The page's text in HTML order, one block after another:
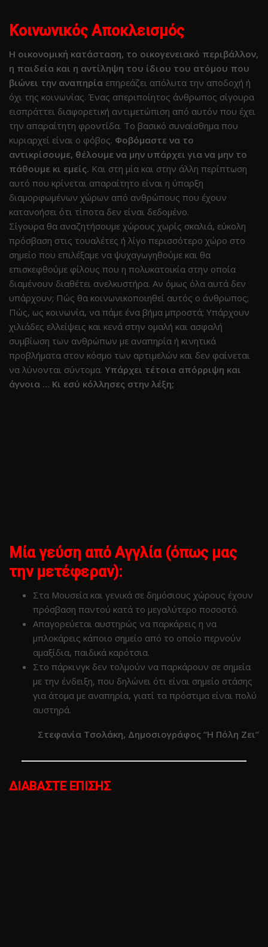
Κοινωνικός Αποκλεισμός
Η οικονομική κατάσταση, το οικογενειακό περιβάλλον,
η παιδεία και η αντίληψη του ίδιου του ατόμου που
βιώνει την αναπηρία επηρεάζει απόλυτα την αποδοχή ή
όχι της κοινωνίας. Ένας απεριποίητος άνθρωπος σίγουρα
εισπράττει διαφορετική αντιμετώπιση από αυτόν που έχει
την απαραίτητη φροντίδα. Το βασικό συναίσθημα που
κυριαρχεί είναι ο φόβος. Φοβόμαστε να το
αντικρίσουμε, θέλουμε να μην υπάρχει για να μην το
πάθουμε κι εμείς. Και στη μία και στην άλλη περίπτωση
αυτό που κρίνεται απαραίτητο είναι η ύπαρξη
διαμορφωμένων χώρων από ανθρώπους που έχουν
κατανοήσει ότι τίποτα δεν είναι δεδομένο.
Σίγουρα θα αναζητήσουμε χώρους χωρίς σκαλιά, εύκολη
πρόσβαση στις τουαλέτες ή λίγο περισσότερο χώρο στο
σημείο που επιλέξαμε να ψυχαγωγηθούμε και θα
επισκεφθούμε φίλους που η πολυκατοικία στην οποία
διαμένουν διαθέτει ανελκυστήρα. Αν όμως όλα αυτά δεν
υπάρχουν; Πώς θα κοινωνικοποιηθεί αυτός ο άνθρωπος;
Πώς, ως κοινωνία, να πάμε ένα βήμα μπροστά; Υπάρχουν
χιλιάδες ελλείψεις και κενά στην ομαλή και ασφαλή
συμβίωση των ανθρώπων με αναπηρία ή κινητικά
προβλήματα στον κόσμο των αρτιμελών και δεν φαίνεται
να λύνονται σύντομα. Υπάρχει τέτοια απόρριψη και
άγνοια … Κι εσύ κόλλησες στην λέξη;
Μία γεύση από Αγγλία (όπως μας
την μετέφεραν):
Στα Μουσεία και γενικά σε δημόσιους χώρους έχουν
πρόσβαση παντού κατά το μεγαλύτερο ποσοστό.
Απαγορεύεται αυστηρώς να παρκάρεις η να
μπλοκάρεις κάποιο σημείο από το οποίο περνούν
αμαξίδια, παιδικά καρότσια.
Στο πάρκινγκ δεν τολμούν να παρκάρουν σε σημεία
με την ένδειξη, που δηλώνει ότι είναι σημείο στάσης
για άτομα με αναπηρία, γιατί τα πρόστιμα είναι πολύ
αυστηρά.
Στεφανία Τσολάκη, Δημοσιογράφος “Η Πόλη Ζει”
ΔΙΑΒΑΣΤΕ ΕΠΙΣΗΣ